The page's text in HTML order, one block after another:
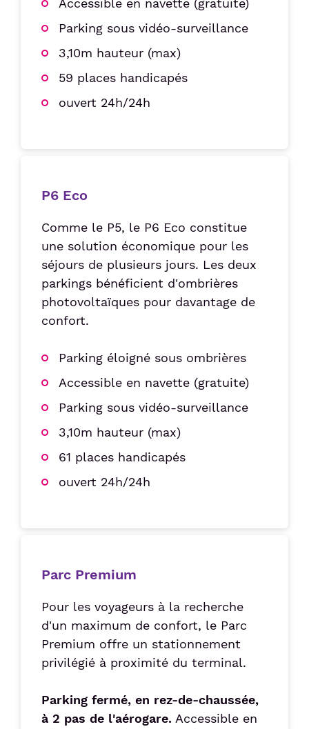
Accessible en navette (gratuite)
Parking sous vidéo-surveillance
3,10m hauteur (max)
59 places handicapés
ouvert 24h/24h
P6 Eco
Comme le P5, le P6 Eco constitue
une solution économique pour les
séjours de plusieurs jours. Les deux
parkings bénéficient d'ombrières
photovoltaïques pour davantage de
confort.
Parking éloigné sous ombrières
Accessible en navette (gratuite)
Parking sous vidéo-surveillance
3,10m hauteur (max)
61 places handicapés
ouvert 24h/24h
Parc Premium
Pour les voyageurs à la recherche
d'un maximum de confort, le Parc
Premium offre un stationnement
privilégié à proximité du terminal.
Parking fermé, en rez-de-chaussée,
à 2 pas de l'aérogare. Accessible en